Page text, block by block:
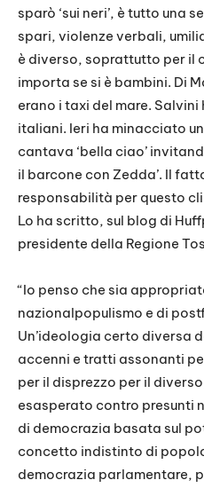
sparò ‘sui neri’, è tutto una
spari, violenze verbali,
è diverso, soprattutto per il
importa se si è bambini. Di
erano i taxi del mare.
italiani. Ieri ha minacciato
cantava ‘bella ciao’
il barcone con Zedda’. Il
responsabilità per questo
Lo ha scritto, sul blog di
presidente della Regione
“Io penso che sia
nazionalpopulismo e di
Un’ideologia certo diversa
accenni e tratti assonanti
per il disprezzo per il
esasperato contro presunti
di democrazia basata sul
concetto indistinto di
democrazia parlamentare,